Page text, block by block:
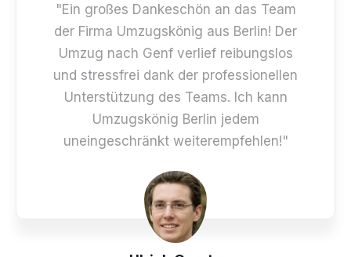
"Ein großes Dankeschön an das Team
der Firma Umzugskönig aus Berlin! Der
Umzug nach Genf verlief reibungslos
und stressfrei dank der professionellen
Unterstützung des Teams. Ich kann
Umzugskönig Berlin jedem
uneingeschränkt weiterempfehlen!"